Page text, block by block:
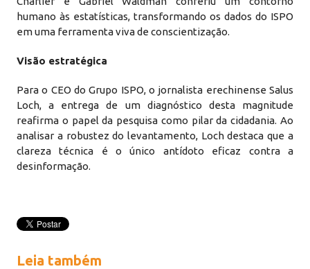
humano às estatísticas, transformando os dados do ISPO
em uma ferramenta viva de conscientização.
Visão estratégica
Para o CEO do Grupo ISPO, o jornalista erechinense Salus
Loch, a entrega de um diagnóstico desta magnitude
reafirma o papel da pesquisa como pilar da cidadania. Ao
analisar a robustez do levantamento, Loch destaca que a
clareza técnica é o único antídoto eficaz contra a
desinformação.
Leia também